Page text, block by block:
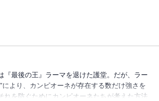
子「カンピオーネ！ おさらいBOOK」(非売
収録!!
『最後の王』ラーマを退けた護堂。だが、ラー
により、カンピオーネが存在する数だけ強さを
れを防ぐためにカンピオーネたちが考えた方法